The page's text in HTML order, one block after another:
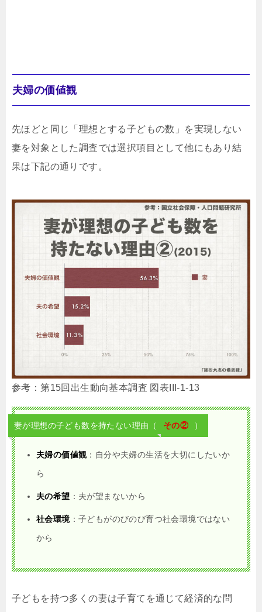
夫婦の価値観
先ほどと同じ「理想とする子どもの数」を実現しない
妻を対象とした調査では選択項目として他にもあり結
果は下記の通りです。
参考：第15回出生動向基本調査 図表III-1-13
妻が理想の子ども数を持たない理由（ その② ）
夫婦の価値観 ：自分や夫婦の生活を大切にしたいか
ら
夫の希望 ：夫が望まないから
社会環境：子どもがのびのび育つ社会環境ではない
から
子どもを持つ多くの妻は子育てを通じて経済的な問